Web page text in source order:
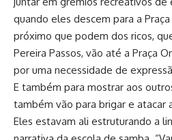
quando eles descem para a
próximo que podem dos ricos,
Pereira Passos, vão até a Praça
por uma necessidade de
E também para mostrar aos
também vão para brigar e atacar
Eles estavam ali estruturando a